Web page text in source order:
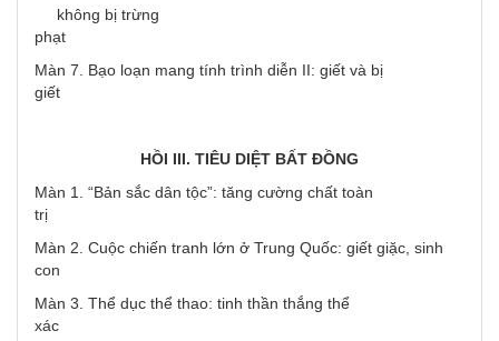
không bị trừng
phạt
Màn 7. Bạo loạn mang tính trình diễn II: giết và bị
giết
HỒI III. TIÊU DIỆT BẤT ĐỒNG
Màn 1. “Bản sắc dân tộc”: tăng cường chất toàn
trị
Màn 2. Cuộc chiến tranh lớn ở Trung Quốc: giết giặc, sinh
con
Màn 3. Thể dục thể thao: tinh thần thắng thể
xác